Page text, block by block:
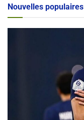
Nouvelles populaires